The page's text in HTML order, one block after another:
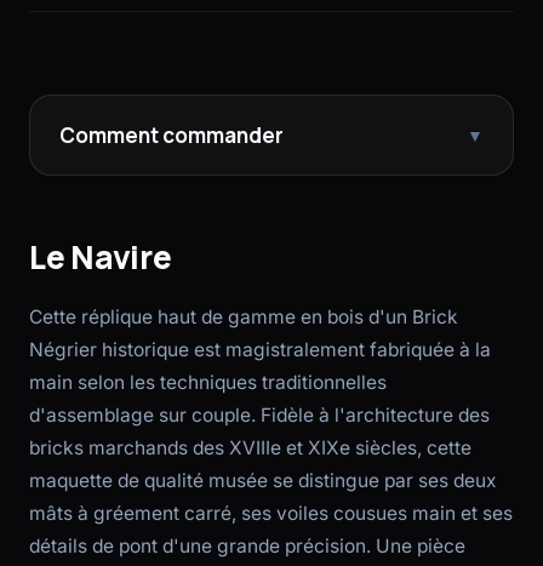
Comment commander ▼
Le Navire
Cette réplique haut de gamme en bois d'un Brick
Négrier historique est magistralement fabriquée à la
main selon les techniques traditionnelles
d'assemblage sur couple. Fidèle à l'architecture des
bricks marchands des XVIIIe et XIXe siècles, cette
maquette de qualité musée se distingue par ses deux
mâts à gréement carré, ses voiles cousues main et ses
détails de pont d'une grande précision. Une pièce